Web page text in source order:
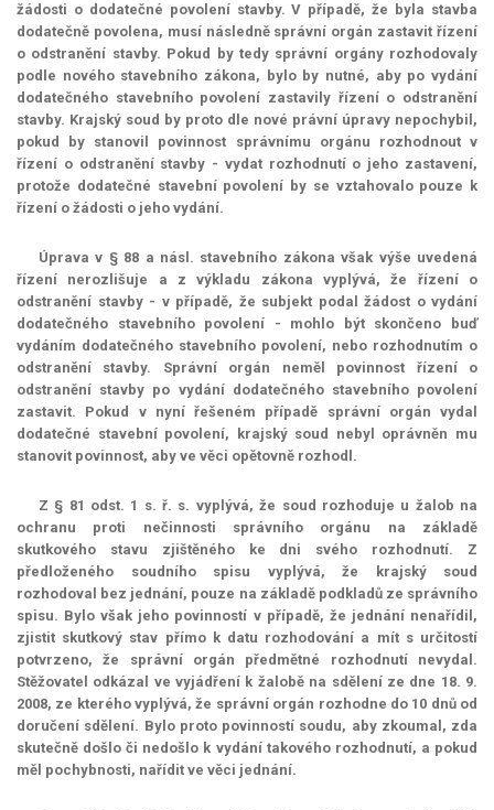
žádosti o dodatečné povolení stavby. V případě, že byla stavba
dodatečně povolena, musí následně správní orgán zastavit řízení
o odstranění stavby. Pokud by tedy správní orgány rozhodovaly
podle nového stavebního zákona, bylo by nutné, aby po vydání
dodatečného stavebního povolení zastavily řízení o odstranění
stavby. Krajský soud by proto dle nové právní úpravy nepochybil,
pokud by stanovil povinnost správnímu orgánu rozhodnout v
řízení o odstranění stavby - vydat rozhodnutí o jeho zastavení,
protože dodatečné stavební povolení by se vztahovalo pouze k
řízení o žádosti o jeho vydání.
Úprava v § 88 a násl. stavebního zákona však výše uvedená
řízení nerozlišuje a z výkladu zákona vyplývá, že řízení o
odstranění stavby - v případě, že subjekt podal žádost o vydání
dodatečného stavebního povolení - mohlo být skončeno buď
vydáním dodatečného stavebního povolení, nebo rozhodnutím o
odstranění stavby. Správní orgán neměl povinnost řízení o
odstranění stavby po vydání dodatečného stavebního povolení
zastavit. Pokud v nyní řešeném případě správní orgán vydal
dodatečné stavební povolení, krajský soud nebyl oprávněn mu
stanovit povinnost, aby ve věci opětovně rozhodl.
Z § 81 odst. 1 s. ř. s. vyplývá, že soud rozhoduje u žalob na
ochranu proti nečinnosti správního orgánu na základě
skutkového stavu zjištěného ke dni svého rozhodnutí. Z
předloženého soudního spisu vyplývá, že krajský soud
rozhodoval bez jednání, pouze na základě podkladů ze správního
spisu. Bylo však jeho povinností v případě, že jednání nenařídil,
zjistit skutkový stav přímo k datu rozhodování a mít s určitostí
potvrzeno, že správní orgán předmětné rozhodnutí nevydal.
Stěžovatel odkázal ve vyjádření k žalobě na sdělení ze dne 18. 9.
2008, ze kterého vyplývá, že správní orgán rozhodne do 10 dnů od
doručení sdělení. Bylo proto povinností soudu, aby zkoumal, zda
skutečně došlo či nedošlo k vydání takového rozhodnutí, a pokud
měl pochybnosti, nařídit ve věci jednání.